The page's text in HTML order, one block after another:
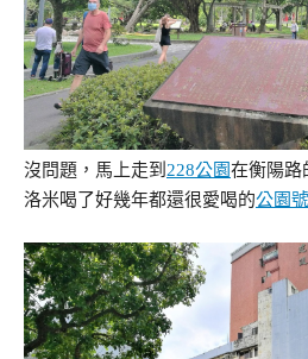
沒問題，馬上走到 228公園在衡陽路
洛米喝了好幾年都還很愛喝的公園